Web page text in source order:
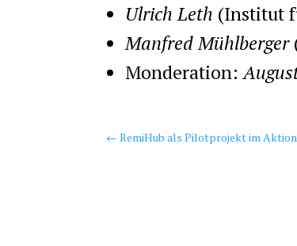
Ulrich Leth (Institut
Manfred Mühlberger
Monderation:
←RemiHub als Pilotprojekt im